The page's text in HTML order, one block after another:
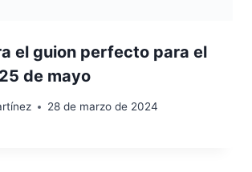
el guion perfecto para el
de mayo
28 de marzo de 2024